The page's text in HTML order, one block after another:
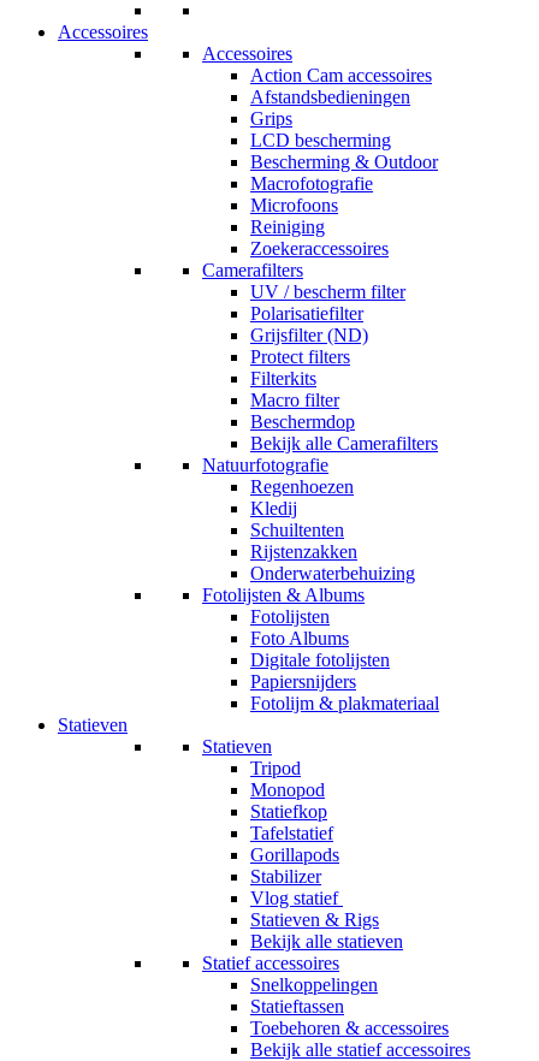
Accessoires
Accessoires
Action Cam accessoires
Afstandsbedieningen
Grips
LCD bescherming
Bescherming & Outdoor
Macrofotografie
Microfoons
Reiniging
Zoekeraccessoires
Camerafilters
UV / bescherm filter
Polarisatiefilter
Grijsfilter (ND)
Protect filters
Filterkits
Macro filter
Beschermdop
Bekijk alle Camerafilters
Natuurfotografie
Regenhoezen
Kledij
Schuiltenten
Rijstenzakken
Onderwaterbehuizing
Fotolijsten & Albums
Fotolijsten
Foto Albums
Digitale fotolijsten
Papiersnijders
Fotolijm & plakmateriaal
Statieven
Statieven
Tripod
Monopod
Statiefkop
Tafelstatief
Gorillapods
Stabilizer
Vlog statief
Statieven & Rigs
Bekijk alle statieven
Statief accessoires
Snelkoppelingen
Statieftassen
Toebehoren & accessoires
Bekijk alle statief accessoires